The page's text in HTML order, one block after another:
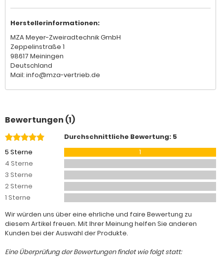
Herstellerinformationen:
MZA Meyer-Zweiradtechnik GmbH
Zeppelinstraße 1
98617 Meiningen
Deutschland
Mail: info@mza-vertrieb.de
Bewertungen (1)
Durchschnittliche Bewertung: 5
5 Sterne
1
4 Sterne
3 Sterne
2 Sterne
1 Sterne
Wir würden uns über eine ehrliche und faire Bewertung zu
diesem Artikel freuen. Mit Ihrer Meinung helfen Sie anderen
Kunden bei der Auswahl der Produkte.
Eine Überprüfung der Bewertungen findet wie folgt statt: